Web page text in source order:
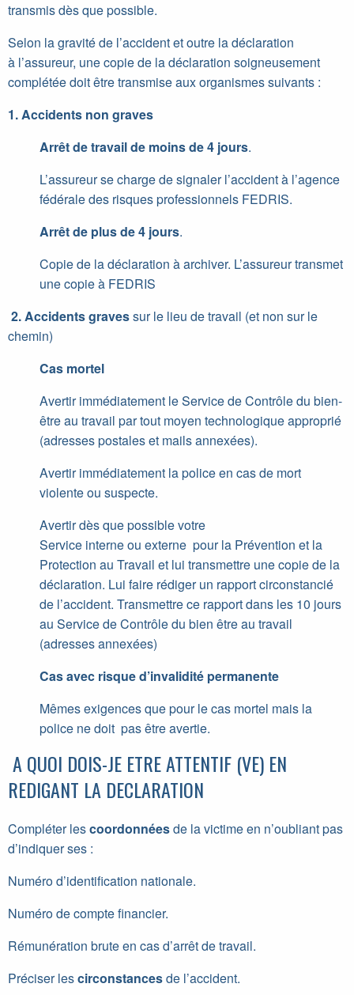
transmis dès que possible.
Selon la gravité de l’accident et outre la déclaration
à l’assureur, une copie de la déclaration soigneusement
complétée doit être transmise aux organismes suivants :
1. Accidents non graves
Arrêt de travail de moins de 4 jours.
L’assureur se charge de signaler l’accident à l’agence
fédérale des risques professionnels FEDRIS.
Arrêt de plus de 4 jours.
Copie de la déclaration à archiver. L’assureur transmet
une copie à FEDRIS
2. Accidents gravessur le lieu de travail (et non sur le
chemin)
Cas mortel
Avertir immédiatement le Service de Contrôle du bien-
être au travail par tout moyen technologique approprié
(adresses postales et mails annexées).
Avertir immédiatement la police en cas de mort
violente ou suspecte.
Avertir dès que possible votre
Service interne ou externe pour la Prévention et la
Protection au Travail et lui transmettre une copie de la
déclaration. Lui faire rédiger un rapport circonstancié
de l’accident. Transmettre ce rapport dans les 10 jours
au Service de Contrôle du bien être au travail
(adresses annexées)
Cas avec risque d’invalidité permanente
Mêmes exigences que pour le cas mortel mais la
police ne doit pas être avertie.
A QUOI DOIS-JE ETRE ATTENTIF (VE) EN
REDIGANT LA DECLARATION
Compléter lescoordonnéesde la victime en n’oubliant pas
d’indiquer ses :
Numéro d’identification nationale.
Numéro de compte financier.
Rémunération brute en cas d’arrêt de travail.
Préciser lescirconstancesde l’accident.